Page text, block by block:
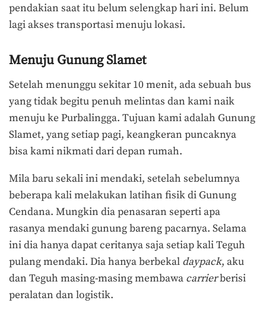
pendakian saat itu belum selengkap hari ini. Belum
lagi akses transportasi menuju lokasi.
Menuju Gunung Slamet
Setelah menunggu sekitar 10 menit, ada sebuah bus
yang tidak begitu penuh melintas dan kami naik
menuju ke Purbalingga. Tujuan kami adalah Gunung
Slamet, yang setiap pagi, keangkeran puncaknya
bisa kami nikmati dari depan rumah.
Mila baru sekali ini mendaki, setelah sebelumnya
beberapa kali melakukan latihan fisik di Gunung
Cendana. Mungkin dia penasaran seperti apa
rasanya mendaki gunung bareng pacarnya. Selama
ini dia hanya dapat ceritanya saja setiap kali Teguh
pulang mendaki. Dia hanya berbekal daypack, aku
dan Teguh masing-masing membawa carrierberisi
peralatan dan logistik.